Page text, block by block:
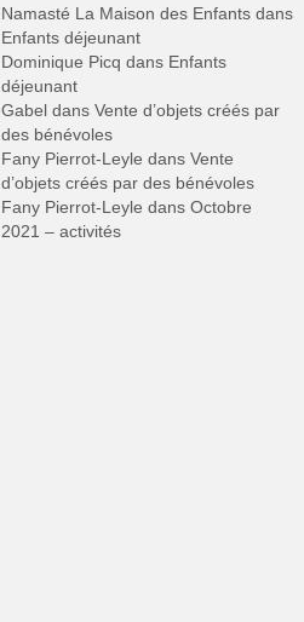
Namasté La Maison des Enfants dans
Enfants déjeunant
Dominique Picq dans Enfants
déjeunant
Gabel dans Vente d’objets créés par
des bénévoles
Fany Pierrot-Leyle dans Vente
d’objets créés par des bénévoles
Fany Pierrot-Leyle dans Octobre
2021 – activités